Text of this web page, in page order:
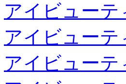
アイビュー
アイビュー
アイビュー